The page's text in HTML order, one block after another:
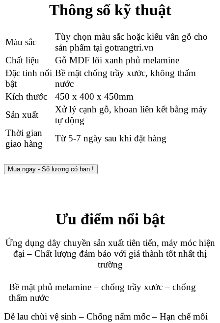
Thông số kỹ thuật
Màu sắc
Tùy chọn màu sắc hoặc kiểu vân gỗ cho
sản phẩm tại gotrangtri.vn
Chất liệu
Gỗ MDF lõi xanh phủ melamine
Đặc tính nổi
bật
Bề mặt chống trầy xước, không thấm
nước
Kích thước
450 x 400 x 450mm
Sản xuất
Xử lý cạnh gỗ, khoan liên kết bằng máy
tự động
Thời gian
giao hàng
Từ 5-7 ngày sau khi đặt hàng
Mua ngay - Số lượng có hạn !
Ưu điểm nổi bật
Ứng dụng dây chuyền sản xuất tiên tiến, máy móc hiện
đại – Chất lượng đảm bảo với giá thành tốt nhất thị
trường
Bề mặt phủ melamine – chống trầy xước – chống
thấm nước
Dễ lau chùi vệ sinh – Chống nấm mốc – Hạn chế mối